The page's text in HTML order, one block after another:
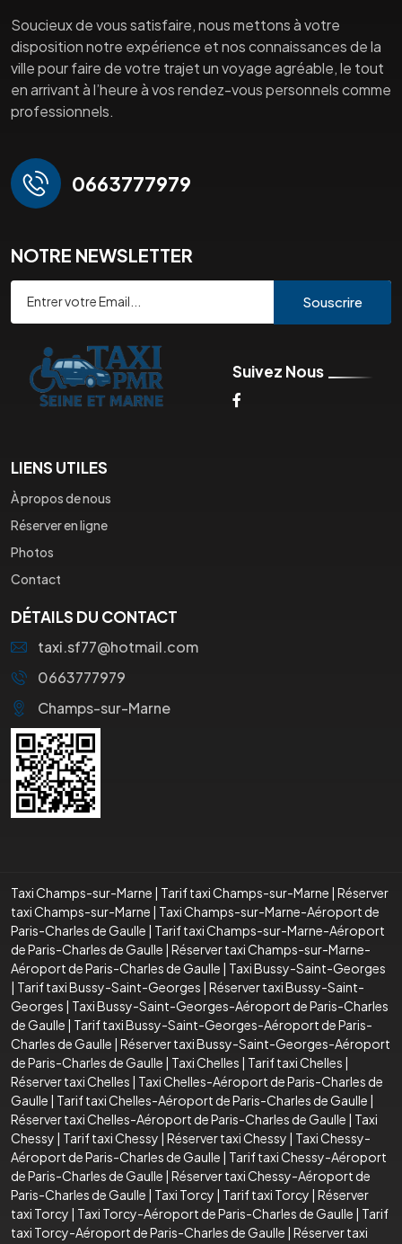
Soucieux de vous satisfaire, nous mettons à votre
disposition notre expérience et nos connaissances de la
ville pour faire de votre trajet un voyage agréable, le tout
en arrivant à l’heure à vos rendez-vous personnels comme
professionnels.
0663777979
NOTRE NEWSLETTER
Souscrire
Suivez Nous
LIENS UTILES
À propos de nous
Réserver en ligne
Photos
Contact
DÉTAILS DU CONTACT
taxi.sf77@hotmail.com
0663777979
Champs-sur-Marne
Taxi Champs-sur-Marne | Tarif taxi Champs-sur-Marne | Réserver
taxi Champs-sur-Marne | Taxi Champs-sur-Marne-Aéroport de
Paris-Charles de Gaulle | Tarif taxi Champs-sur-Marne-Aéroport
de Paris-Charles de Gaulle | Réserver taxi Champs-sur-Marne-
Aéroport de Paris-Charles de Gaulle | Taxi Bussy-Saint-Georges
| Tarif taxi Bussy-Saint-Georges | Réserver taxi Bussy-Saint-
Georges | Taxi Bussy-Saint-Georges-Aéroport de Paris-Charles
de Gaulle | Tarif taxi Bussy-Saint-Georges-Aéroport de Paris-
Charles de Gaulle | Réserver taxi Bussy-Saint-Georges-Aéroport
de Paris-Charles de Gaulle | Taxi Chelles | Tarif taxi Chelles |
Réserver taxi Chelles | Taxi Chelles-Aéroport de Paris-Charles de
Gaulle | Tarif taxi Chelles-Aéroport de Paris-Charles de Gaulle |
Réserver taxi Chelles-Aéroport de Paris-Charles de Gaulle | Taxi
Chessy | Tarif taxi Chessy | Réserver taxi Chessy | Taxi Chessy-
Aéroport de Paris-Charles de Gaulle | Tarif taxi Chessy-Aéroport
de Paris-Charles de Gaulle | Réserver taxi Chessy-Aéroport de
Paris-Charles de Gaulle | Taxi Torcy | Tarif taxi Torcy | Réserver
taxi Torcy | Taxi Torcy-Aéroport de Paris-Charles de Gaulle | Tarif
taxi Torcy-Aéroport de Paris-Charles de Gaulle | Réserver taxi